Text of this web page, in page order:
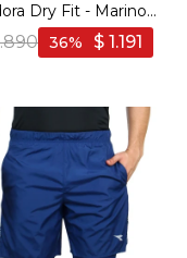
Dry Fit - Marino-
Azul
$ 1.191
36